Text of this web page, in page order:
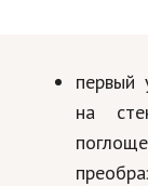
первый
на